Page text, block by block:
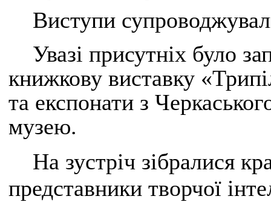
Виступи
Увазі присутніх було
книжкову виставку
та експонати з
музею.
На зустріч зібралися
представники творчої